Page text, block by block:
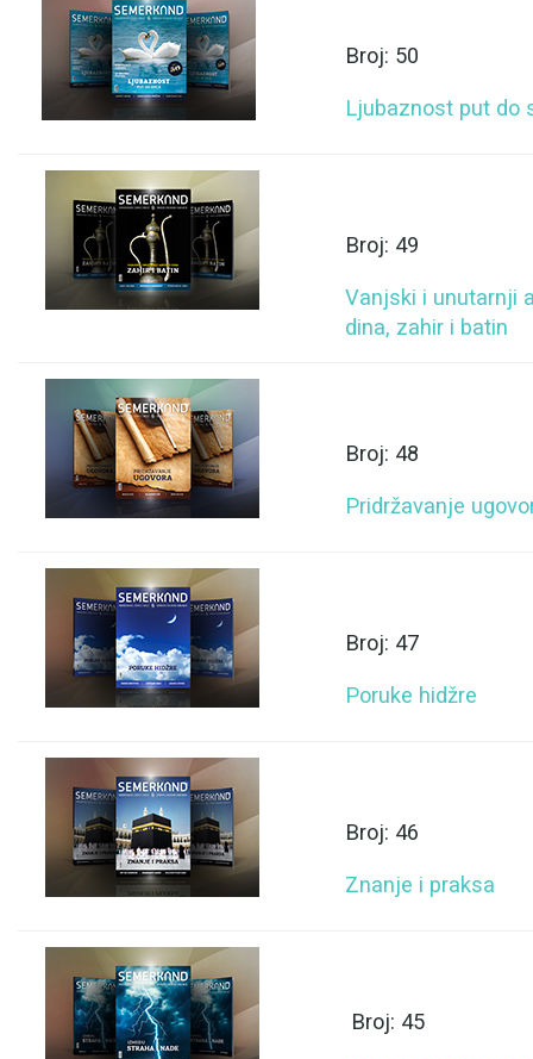
Broj: 50
Ljubaznost put do
Broj: 49
Vanjski i unutarnji
dina, zahir i batin
Broj: 48
Pridržavanje
Broj: 47
Poruke hidžre
Broj: 46
Znanje i praksa
Broj: 45